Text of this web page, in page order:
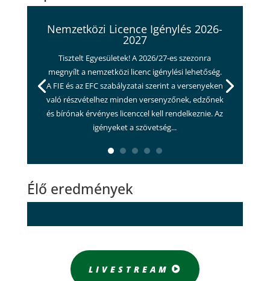
Nemzetközi Licence Igénylés 2026-
2027
Tisztelt Egyesületek! A 2026/27-es szezonra
megnyílt a nemzetközi licenc igénylési lehetőség.
A FIE és az EFC szabályzatai szerint a versenyeken
való részvételhez minden versenyzőnek, edzőnek
és bírónak érvényes licenccel kell rendelkeznie. Az
igényeket a szövetség...
Élő eredmények
LIVESTREAM